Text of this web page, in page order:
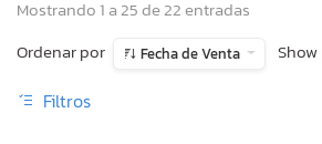
Mostrando 1 a 25 de 22 entradas
Ordenar por
Fecha de Venta Show
Filtros